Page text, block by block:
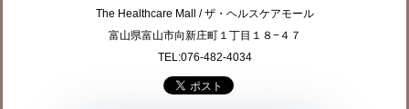
The Healthcare Mall / ザ・ヘルスケアモール
富山県富山市向新庄町１丁目１８−４７
TEL:076-482-4034